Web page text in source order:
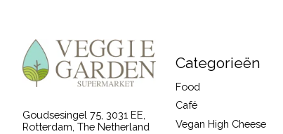
Goudsesingel 75, 3031 EE,
Rotterdam, The Netherland
Categorieën
Food
Café
Vegan High Cheese